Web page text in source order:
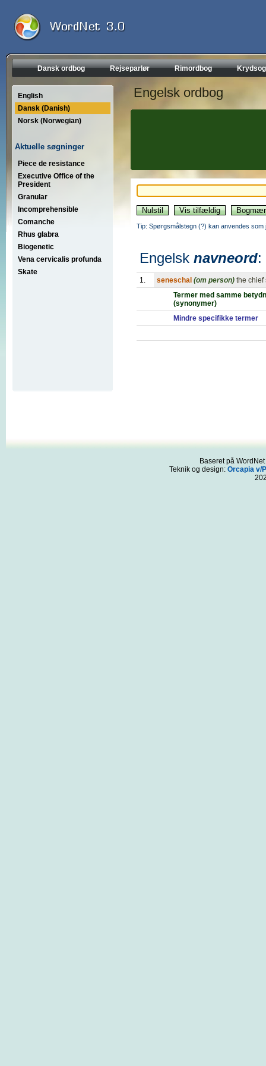
Dansk ordbog Rejseparlør Rimordbog
English
Dansk (Danish)
Norsk (Norwegian)
Aktuelle søgninger
Piece de resistance
Executive Office of the
President
Granular
Incomprehensible
Comanche
Rhus glabra
Biogenetic
Vena cervicalis profunda
Skate
Engelsk ordbog
Tip: Spørgsmålstegn (?) kan anvendes
Engelsk navneord:
1. seneschal (om person) the chief
Termer med samme
(synonymer)
Mindre specifikke termer
Baseret på
Teknik og design: Orcapia v/